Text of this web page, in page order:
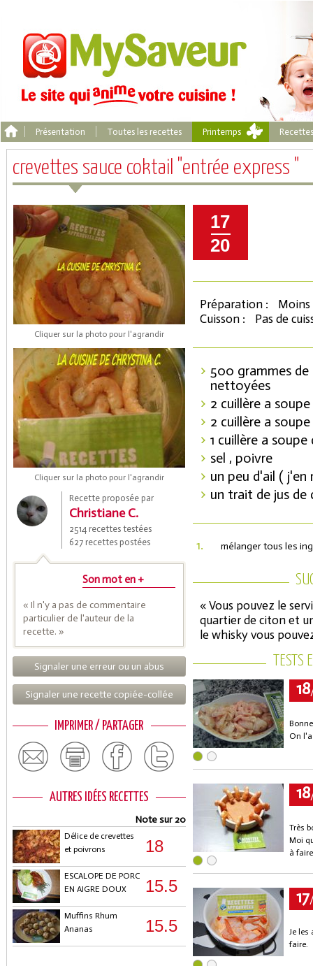
Présentation Toutes les recettes Printemps
crevettes sauce coktail "entrée express "
Cliquer sur la photo pour l'agrandir
Cliquer sur la photo pour l'agrandir
Recette proposée par
Christiane C.
2514 recettes testées
627 recettes postées
Son mot en +
« Il n'y a pas de commentaire
particulier de l'auteur de la
recette. »
Signaler une erreur ou un abus
Signaler une recette copiée-collée
IMPRIMER / PARTAGER
AUTRES IDÉES RECETTES
Note sur 20
Délice de crevettes
et poivrons
18
ESCALOPE DE PORC
EN AIGRE DOUX
15.5
Muffins Rhum
Ananas
15.5
17
20
Préparation :
Moins
Cuisson :
Pas de
500 grammes
nettoyées
2 cuillère a
2 cuillère a
1 cuillère a
sel , poivre
un peu d'ail (
un trait de jus de
1. mélanger tous les
« Vous pouvez le
quartier de citon et
le whisky vous
18
On
18
Très
Moi
à
17
Je les
faire.
Coupons de réduction
Saveurs de l'Année